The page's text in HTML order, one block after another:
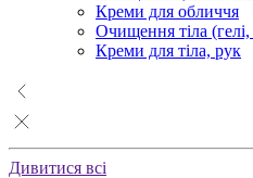
Креми для обличчя
Очищення тіла (гелі,
Креми для тіла, рук
Дивитися всі